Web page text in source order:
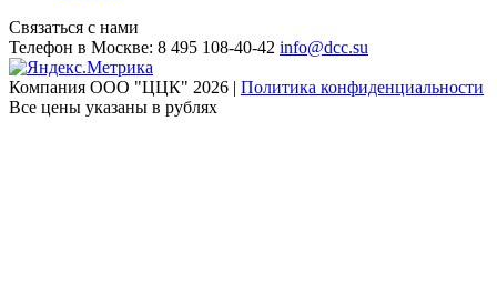
Связаться с нами
Телефон в Москве: 8 495 108-40-42 info@dcc.su
Компания ООО "ЦЦК" 2026 | Политика конфиденциальности
Все цены указаны в рублях